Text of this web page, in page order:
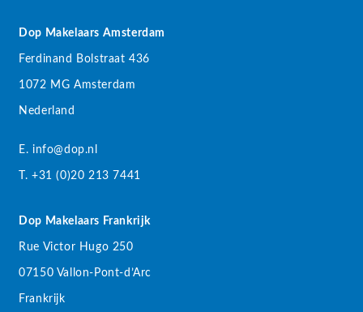
Dop Makelaars Amsterdam
Ferdinand Bolstraat 436
1072 MG Amsterdam
Nederland
E. info@dop.nl
T. +31 (0)20 213 7441
Dop Makelaars Frankrijk
Rue Victor Hugo 250
07150 Vallon-Pont-d’Arc
Frankrijk